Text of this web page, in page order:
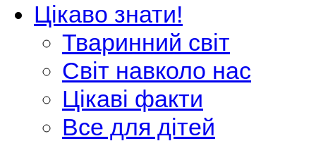
Цікаво знати!
Тваринний світ
Світ навколо нас
Цікаві факти
Все для дітей